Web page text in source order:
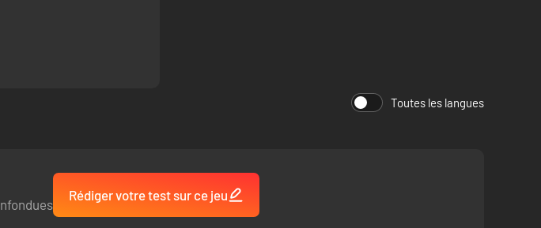
différents builds et préparez-vous pour des combats encore plus ardus contre le
Toutes les langues
Rédiger votre test sur ce jeu